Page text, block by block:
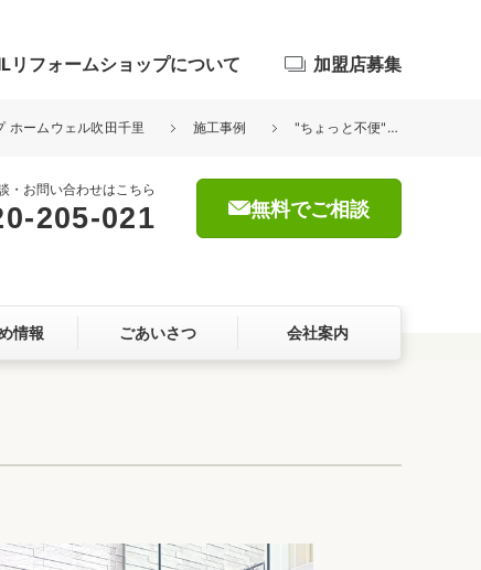
屋根・外壁
リフォームショップについて
しをつくる、価値・性能向上
加盟店募集
ホームウェル吹田千里 施工事例 "ちょっと不便"を、間取りの工夫で心地よさに
・お問い合わせはこちら
205-021 無料でご相談
情報 ごあいさつ 会社案内